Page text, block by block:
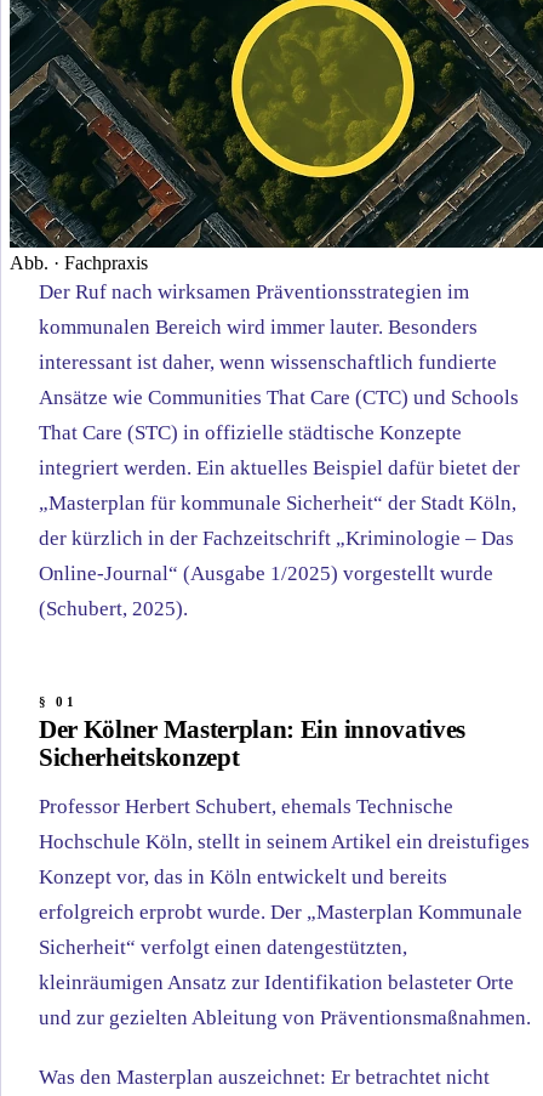
Abb. · Fachpraxis
Der Ruf nach wirksamen Präventionsstrategien im
kommunalen Bereich wird immer lauter. Besonders
interessant ist daher, wenn wissenschaftlich fundierte
Ansätze wie Communities That Care (CTC) und Schools
That Care (STC) in offizielle städtische Konzepte
integriert werden. Ein aktuelles Beispiel dafür bietet der
„Masterplan für kommunale Sicherheit“ der Stadt Köln,
der kürzlich in der Fachzeitschrift „Kriminologie – Das
Online-Journal“ (Ausgabe 1/2025) vorgestellt wurde
(Schubert, 2025).
Der Kölner Masterplan: Ein innovatives
Sicherheitskonzept
Professor Herbert Schubert, ehemals Technische
Hochschule Köln, stellt in seinem Artikel ein dreistufiges
Konzept vor, das in Köln entwickelt und bereits
erfolgreich erprobt wurde. Der „Masterplan Kommunale
Sicherheit“ verfolgt einen datengestützten,
kleinräumigen Ansatz zur Identifikation belasteter Orte
und zur gezielten Ableitung von Präventionsmaßnahmen.
Was den Masterplan auszeichnet: Er betrachtet nicht